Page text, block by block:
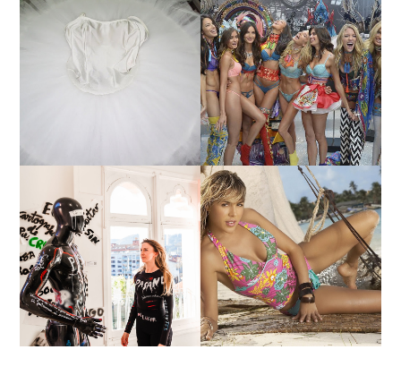
TUTORIAL PARA HACER
UN TUTÚ DE BALLET DE
PLATO CON ARO.
¿QUIERES SABER LA
EDAD Y ALTURA DE LAS
MODELOS VICTORIA'S
SECRET 2017?
MARGA GONZÁLEZ Y
ELIA FERNÁNDEZ
DIALOGAN EN ESPACIO
DEL ANONIMATO, LA
CASA ROSA DE OVIEDO
LA ALTURA DE LAS
MODELOS MAS
BAJITAS